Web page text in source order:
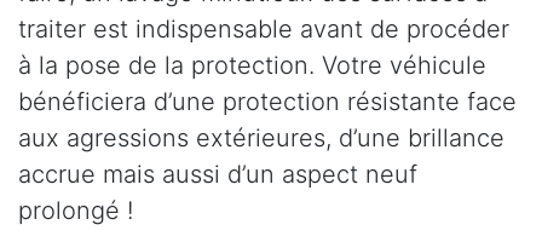
traiter est indispensable avant de procéder
à la pose de la protection. Votre véhicule
bénéficiera d’une protection résistante face
aux agressions extérieures, d’une brillance
accrue mais aussi d’un aspect neuf
prolongé !